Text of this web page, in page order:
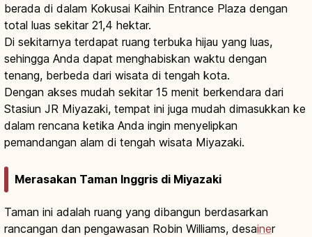
berada di dalam Kokusai Kaihin Entrance Plaza dengan
total luas sekitar 21,4 hektar.
Di sekitarnya terdapat ruang terbuka hijau yang luas,
sehingga Anda dapat menghabiskan waktu dengan
tenang, berbeda dari wisata di tengah kota.
Dengan akses mudah sekitar 15 menit berkendara dari
Stasiun JR Miyazaki, tempat ini juga mudah dimasukkan ke
dalam rencana ketika Anda ingin menyelipkan
pemandangan alam di tengah wisata Miyazaki.
Merasakan Taman Inggris di Miyazaki
Taman ini adalah ruang yang dibangun berdasarkan
rancangan dan pengawasan Robin Williams, desainer